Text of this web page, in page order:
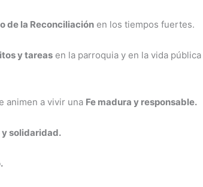
de la Reconciliación en los tiempos fuertes.
y tareas en la parroquia y en la vida
animen a vivir una Fe madura y responsable.
solidaridad.